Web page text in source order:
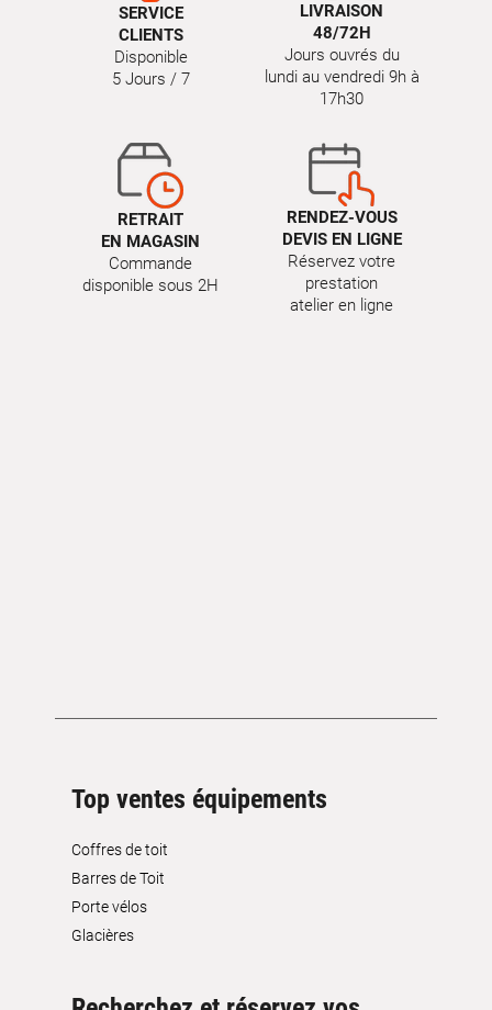
SERVICE
CLIENTS
Disponible
5 Jours / 7
LIVRAISON
48/72H
Jours ouvrés du
lundi au vendredi 9h à
17h30
RETRAIT
EN MAGASIN
Commande
disponible sous 2H
RENDEZ-VOUS
DEVIS EN LIGNE
Réservez votre
prestation
atelier en ligne
Top ventes équipements
Coffres de toit
Barres de Toit
Porte vélos
Glacières